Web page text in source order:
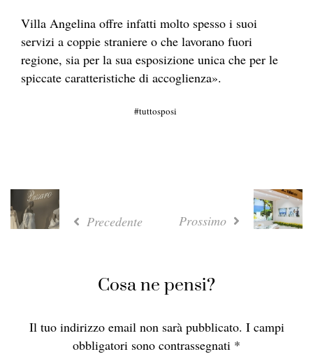
Villa Angelina offre infatti molto spesso i suoi
servizi a coppie straniere o che lavorano fuori
regione, sia per la sua esposizione unica che per le
spiccate caratteristiche di accoglienza».
tuttosposi
Precedente Prossimo
Cosa ne pensi?
Il tuo indirizzo email non sarà pubblicato. I campi
obbligatori sono contrassegnati *